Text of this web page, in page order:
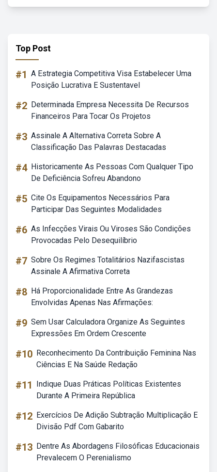
Top Post
#1 A Estrategia Competitiva Visa Estabelecer Uma
Posição Lucrativa E Sustentavel
#2 Determinada Empresa Necessita De Recursos
Financeiros Para Tocar Os Projetos
#3 Assinale A Alternativa Correta Sobre A
Classificação Das Palavras Destacadas
#4 Historicamente As Pessoas Com Qualquer Tipo
De Deficiência Sofreu Abandono
#5 Cite Os Equipamentos Necessários Para
Participar Das Seguintes Modalidades
#6 As Infecções Virais Ou Viroses São Condições
Provocadas Pelo Desequilíbrio
#7 Sobre Os Regimes Totalitários Nazifascistas
Assinale A Afirmativa Correta
#8 Há Proporcionalidade Entre As Grandezas
Envolvidas Apenas Nas Afirmações:
#9 Sem Usar Calculadora Organize As Seguintes
Expressões Em Ordem Crescente
#10 Reconhecimento Da Contribuição Feminina Nas
Ciências E Na Saúde Redação
#11
Indique Duas Práticas Políticas Existentes
Durante A Primeira República
#12 Exercícios De Adição Subtração Multiplicação E
Divisão Pdf Com Gabarito
#13 Dentre As Abordagens Filosóficas Educacionais
Prevalecem O Perenialismo